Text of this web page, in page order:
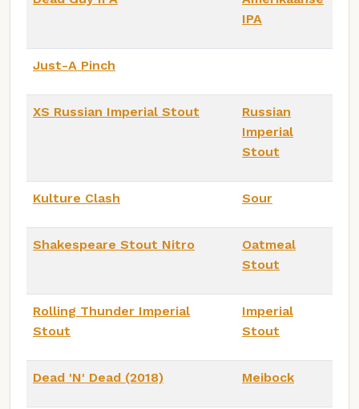
IPA
Just-A Pinch
XS Russian Imperial Stout
Russian
Imperial
Stout
Kulture Clash Sour
Shakespeare Stout Nitro
Oatmeal
Stout
Rolling Thunder Imperial
Stout
Imperial
Stout
Dead 'N' Dead (2018) Meibock